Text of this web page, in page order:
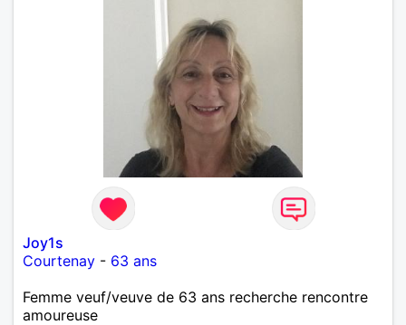
Joy1s
Courtenay - 63 ans
Femme veuf/veuve de 63 ans recherche rencontre
amoureuse